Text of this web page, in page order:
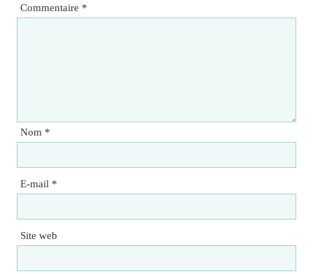
Commentaire *
Nom *
E-mail *
Site web